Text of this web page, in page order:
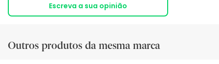
Escreva a sua opinião
Outros produtos da mesma marca